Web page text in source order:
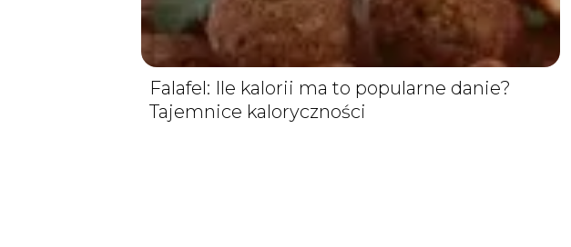
Falafel: Ile kalorii ma to popularne danie?
Tajemnice kaloryczności